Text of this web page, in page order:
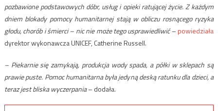
pozbawione podstawowych dóbr, usług i opieki ratującej życie. Z każdym
dniem blokady pomocy humanitarnej stają w obliczu rosnącego ryzyka
głodu, chorób i śmierci – nic nie może tego usprawiedliwić–powiedziała
dyrektor wykonawcza UNICEF, Catherine Russell.
– Piekarnie się zamykają, produkcja wody spada, a półki w sklepach są
prawie puste. Pomoc humanitarna była jedyną deską ratunku dla dzieci, a
teraz jest bliska wyczerpania– dodała.